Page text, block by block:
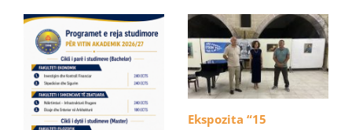
Ekspozita “15